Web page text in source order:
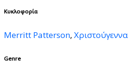
Κυκλοφορία
Merritt Patterson, Χριστούγεννα
Genre